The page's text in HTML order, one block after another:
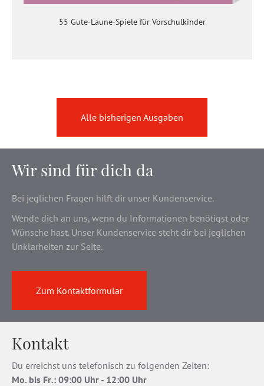
55 Gute-Laune-Spiele für Vorschulkinder
Alle bisherigen Ausgaben
Wir sind für dich da
Bei jeglichen Fragen hilft dir unser Kundenservice.
Wende dich an uns, wenn du Informationen benötigst oder
Wünsche hast. Unser Kundenservice steht dir bei jeglichen
Unklarheiten zur Seite.
Zum Kontaktformular
Kontakt
Du erreichst uns telefonisch zu folgenden Zeiten:
Mo. bis Fr.: 09:00 Uhr - 12:00 Uhr